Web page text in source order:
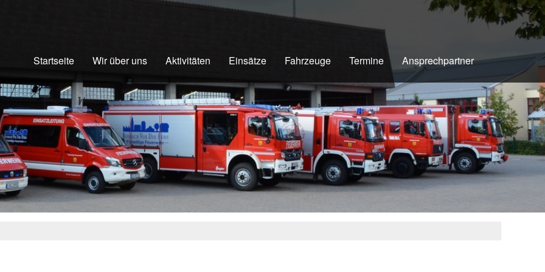
Startseite Wir über uns Aktivitäten Einsätze Fahrzeuge Termine Ansprechpartner